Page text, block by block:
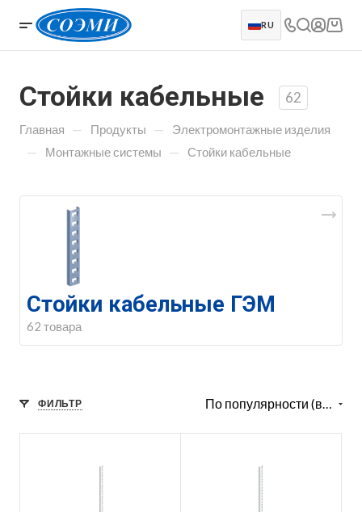
RU
Стойки кабельные 62
Главная — Продукты — Электромонтажные изделия
— Монтажные системы — Стойки кабельные
Стойки кабельные ГЭМ
62 товара
ФИЛЬТР По популярности (возрастание)